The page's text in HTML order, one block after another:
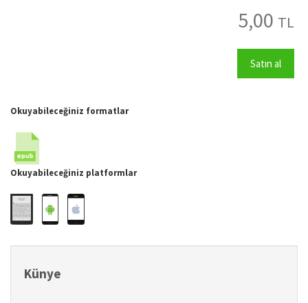
5,00 TL
Satın al
Okuyabileceğiniz formatlar
Okuyabileceğiniz platformlar
Künye